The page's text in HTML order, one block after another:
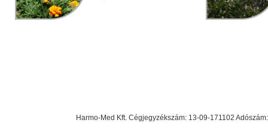
Harmo-Med Kft. Cégjegyzékszám: 13-09-171102